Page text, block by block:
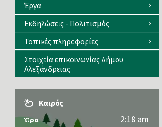
Έργα
Εκδηλώσεις - Πολιτισμός
Τοπικές πληροφορίες
Στοιχεία επικοινωνίας Δήμου
Αλεξάνδρειας
Καιρός
Ώρα 2:18 am